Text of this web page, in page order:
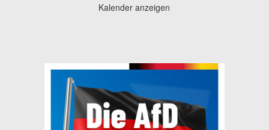
Kalender anzeigen